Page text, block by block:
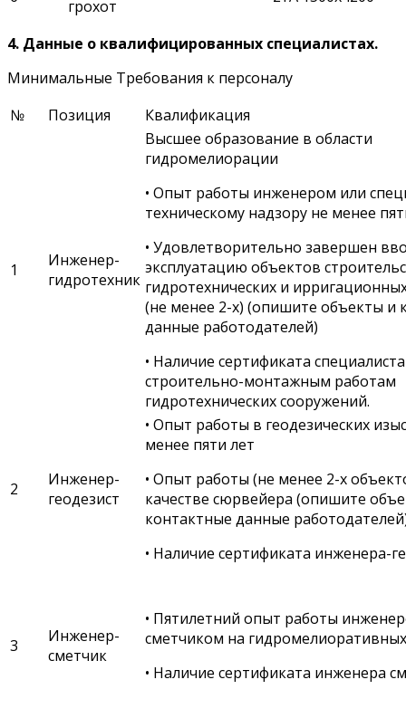
грохот
4. Данные о квалифицированных специалистах.
Минимальные Требования к персоналу
№
Позиция Квалификация
1
Инженер-
гидротехник
Высшее образование в области
гидромелиорации
• Опыт работы инженером или
техническому надзору не менее
• Удовлетворительно завершен
эксплуатацию объектов
гидротехнических и
(не менее 2-х) (опишите объекты и
данные работодателей)
• Наличие сертификата
строительно-монтажным работам
гидротехнических сооружений.
2
Инженер-
геодезист
• Опыт работы в геодезических
менее пяти лет
• Опыт работы (не менее 2-х
качестве сюрвейера (опишите
контактные данные
• Наличие сертификата инженера-
3
Инженер-
сметчик
• Пятилетний опыт работы
сметчиком на
• Наличие сертификата инженера